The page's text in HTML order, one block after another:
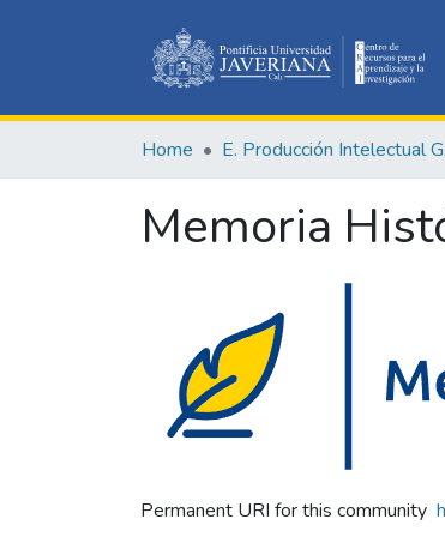
Home E.
Memoria
Permanent URI for this community